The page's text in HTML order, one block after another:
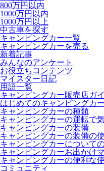
800万円以内
1000万円以内
1000万円以上
中古車を探す
キャンピングカー一覧
キャンピングカーを売る
新着記事
みんなのアンケート
お役立ちコンテンツ
マイスター日記
用語一覧
キャンピングカー販売店ガ
はじめてのキャンピングカー
キャンピングカーの種類
キャンピングカーの運転で
キャンピングカーの装備
キャンピングカーの装備の
キャンピングカーについて
キャンピングカーお出かけ
キャンピングカーの便利な
コミュニティ